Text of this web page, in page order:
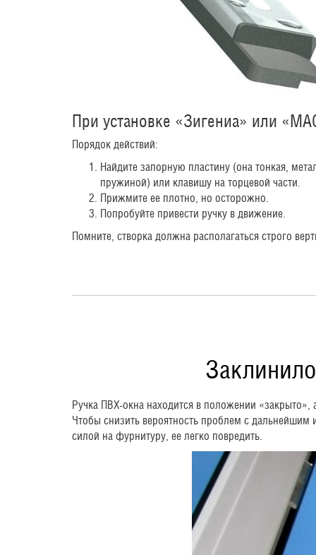
При установке «Зигениа» или
Порядок действий:
Найдите запорную пластину (она тонкая,
пружиной) или клавишу на торцевой части.
Прижмите ее плотно, но осторожно.
Попробуйте привести ручку в движение.
Помните, створка должна располагаться строго
Ручка ПВХ-окна находится в положении
Чтобы снизить вероятность проблем с
силой на фурнитуру, ее легко повредить.